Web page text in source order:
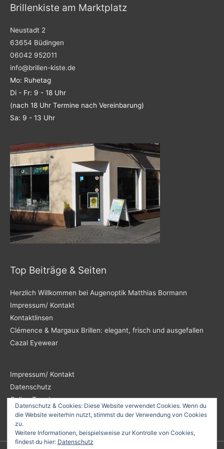
Brillenkiste am Marktplatz
Neustadt 2
63654 Büdingen
06042 952011
info@brillen-kiste.de
Mo: Ruhetag
Di - Fr: 9 - 18 Uhr
(nach 18 Uhr Termine nach Vereinbarung)
Sa: 9 - 13 Uhr
Top Beiträge & Seiten
Herzlich Willkommen bei Augenoptik Matthias Bormann
Impressum/ Kontakt
Kontaktlinsen
Clémence & Margaux Brillen: elegant, frisch und ausgefallen
Cazal Eyewear
Impressum/ Kontakt
Datenschutz
Online Termin
Datenschutz & Cookies: Diese Website verwendet Cookies. Wenn du
die Website weiterhin nutzt, stimmst du der Verwendung von Cookies
zu.
Weitere Informationen, beispielsweise zur Kontrolle von Cookies,
findest du hier: Datenschutz